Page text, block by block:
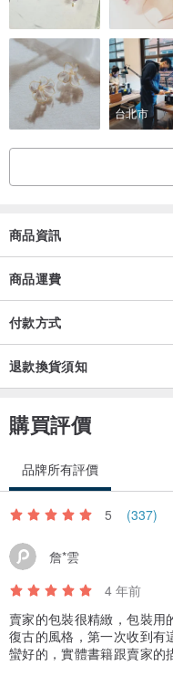
追全完美製品的買家，請謹
台北市
商品資訊
商品運費
付款方式
退款換貨須知
購買評價
品牌所有評價
5 (337)
詹*雲
4 年前
賣家的包裝很精緻，包裝用
復古的風格，第一次收到有
蠻好的，實體書籍跟賣家的